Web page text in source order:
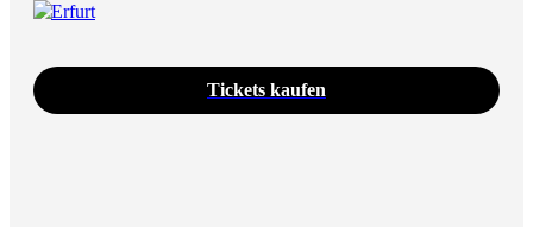
Erfurt
Tickets kaufen